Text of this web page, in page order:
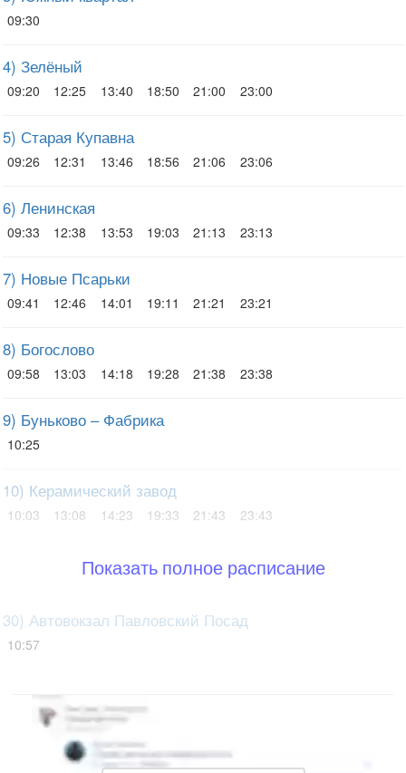
09:30
4) Зелёный
09:20 12:25 13:40 18:50 21:00 23:00
5) Старая Купавна
09:26 12:31 13:46 18:56 21:06 23:06
6) Ленинская
09:33 12:38 13:53 19:03 21:13 23:13
7) Новые Псарьки
09:41 12:46 14:01 19:11 21:21 23:21
8) Богослово
09:58 13:03 14:18 19:28 21:38 23:38
9) Буньково – Фабрика
10:25
10) Керамический завод
10:03 13:08 14:23 19:33 21:43 23:43
Показать полное расписание
30) Автовокзал Павловский Посад
10:57